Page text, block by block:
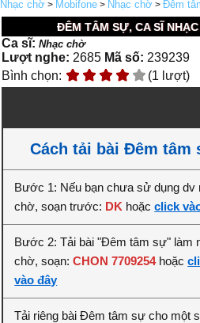
Nhạc chờ > Mobifone > Nhạc chờ > Đêm
ĐÊM TÂM SỰ, CA SĨ
Ca sĩ:Nhạc chờ
Lượt nghe: 2685 Mã số: 239239
Bình chọn:
(1 lượt)
Cách tải bài Đêm tâm
Bước 1: Nếu bạn chưa sử dụng dv
chờ, soạn trước: DK hoặcclick
Bước 2: Tải bài "Đêm tâm sự" làm
chờ, soạn:CHON 7709254hoặc
vào đây
Tải riêng bài Đêm tâm sự cho một